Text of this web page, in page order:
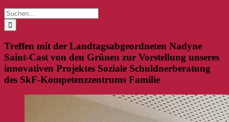
Suche
nach:
Treffen mit der Landtagsabgeordneten Nadyne
Saint-Cast von den Grünen zur Vorstellung unseres
innovativen Projektes Soziale Schuldnerberatung
des SkF-Kompetenzzentrums Familie
Zeige
grösseres
Bild